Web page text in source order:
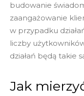
budowanie
zaangażowanie
w przypadku
liczby
działań będą takie
Jak